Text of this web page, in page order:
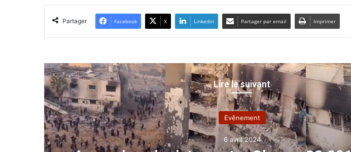
Partager Facebook X Linkedin Partager par email Imprimer
Lire le suivant
Evênement
6 avril 2024